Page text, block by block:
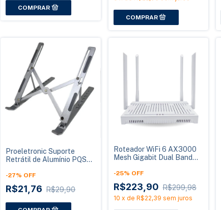
Proeletronic Suporte
Retrátil de Alumínio PQSN-
17 Polegadas
-27% OFF
R$21,76 R$29,90
Roteador WiFi 6 AX3000
Mesh Gigabit Dual Band
PROWR-AX3000
-25% OFF
R$223,90 R$299,98
10 x de R$22,39 sem juros